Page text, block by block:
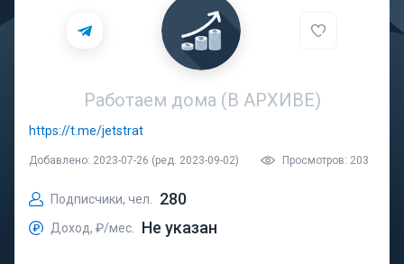
Работаем дома (В АРХИВЕ)
https://t.me/jetstrat
Добавлено: 2023-07-26 (ред. 2023-09-02) Просмотров: 203
Подписчики, чел. 280
Доход, ₽/мес. Не указан